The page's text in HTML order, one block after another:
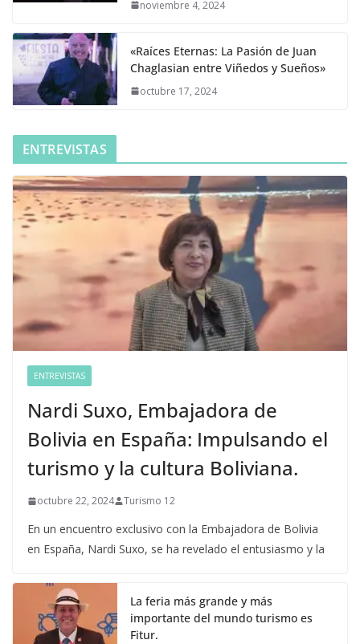
noviembre 4, 2024
«Raíces Eternas: La Pasión de Juan
Chaglasian entre Viñedos y Sueños»
octubre 17, 2024
ENTREVISTAS
ENTREVISTAS
Nardi Suxo, Embajadora de
Bolivia en España: Impulsando el
turismo y la cultura Boliviana.
octubre 22, 2024 Turismo 12
En un encuentro exclusivo con la Embajadora de Bolivia
en España, Nardi Suxo, se ha revelado el entusiasmo y la
La feria más grande y más
importante del mundo turismo es
Fitur.